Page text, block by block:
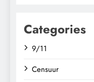
Categories
9/11
Censuur